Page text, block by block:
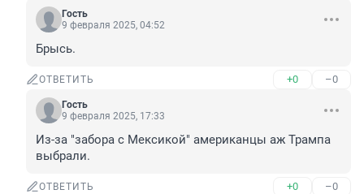
Гость
9 февраля 2025, 04:52
Брысь.
ОТВЕТИТЬ +0 –0
Гость
9 февраля 2025, 17:33
Из-за "забора с Мексикой" американцы аж Трампа
выбрали.
ОТВЕТИТЬ +0 –0